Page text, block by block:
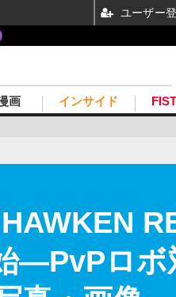
画 インサイド
―PvPロボ
ユーザー